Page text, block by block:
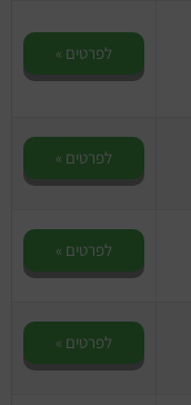
לפרטים »
לפרטים »
לפרטים »
לפרטים »